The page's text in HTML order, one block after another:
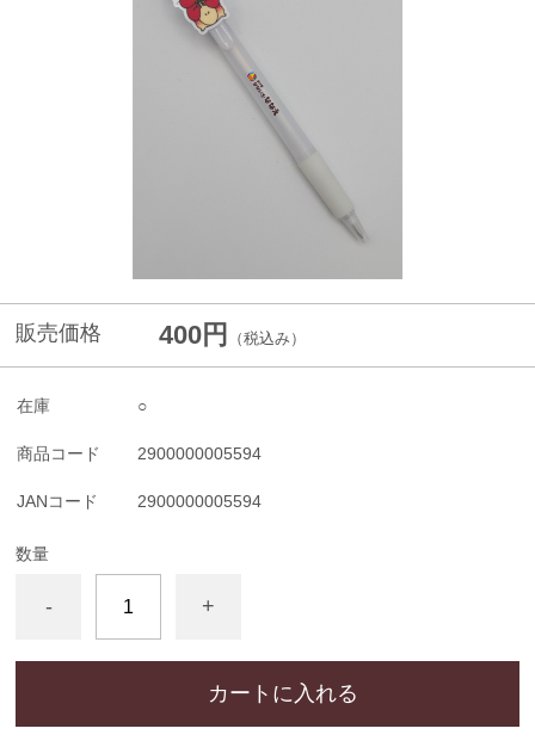
販売価格 400円 （税込み）
在庫 ○
商品コード 2900000005594
JANコード 2900000005594
数量
- +
カートに入れる